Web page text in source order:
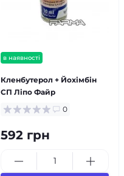
в наявності
Кленбутерол + Йохімбін
СП Ліпо Файр
0
592 грн